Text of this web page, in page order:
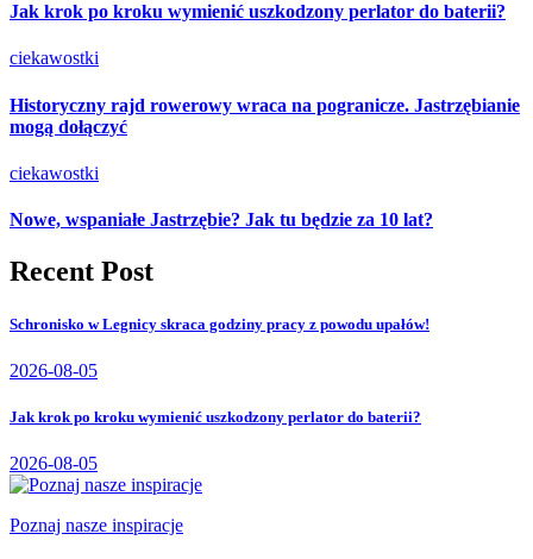
Jak krok po kroku wymienić uszkodzony perlator do baterii?
ciekawostki
Historyczny rajd rowerowy wraca na pogranicze. Jastrzębianie
mogą dołączyć
ciekawostki
Nowe, wspaniałe Jastrzębie? Jak tu będzie za 10 lat?
Recent Post
Schronisko w Legnicy skraca godziny pracy z powodu upałów!
2026-08-05
Jak krok po kroku wymienić uszkodzony perlator do baterii?
2026-08-05
Poznaj nasze inspiracje